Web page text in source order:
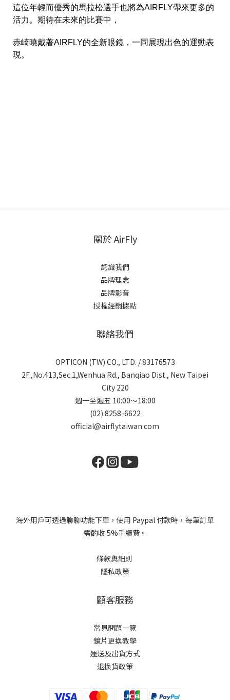
這位年輕而優秀的馬拉松選手也將為AIRFLY帶來更多的
活力。期待在未來的比賽中，
赤崎曉戴著AIRFLY的全新眼鏡，一同展現出色的運動表
現。
關於 AirFly
認識我們
品牌理念
品牌影音
授權經銷據點
聯絡我們
OPTICON (TW) CO., LTD. / 83176573
2F.,No.413,Sec.1,Wenhua Rd., Banqiao Dist., New Taipei
City 220
週一至週五 10:00～18:00
(02) 8258-6622
official@airflytaiwan.com
海外用戶可透過聊聊功能下單，使用 Paypal 付款時，每筆訂單
需酌收 5%手續費。
條款與細則
隱私政策
顧客服務
常見問題一覽
鏡片更換教學​
運送及出貨方式
退換貨政策